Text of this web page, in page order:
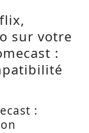
sur votre
:
: